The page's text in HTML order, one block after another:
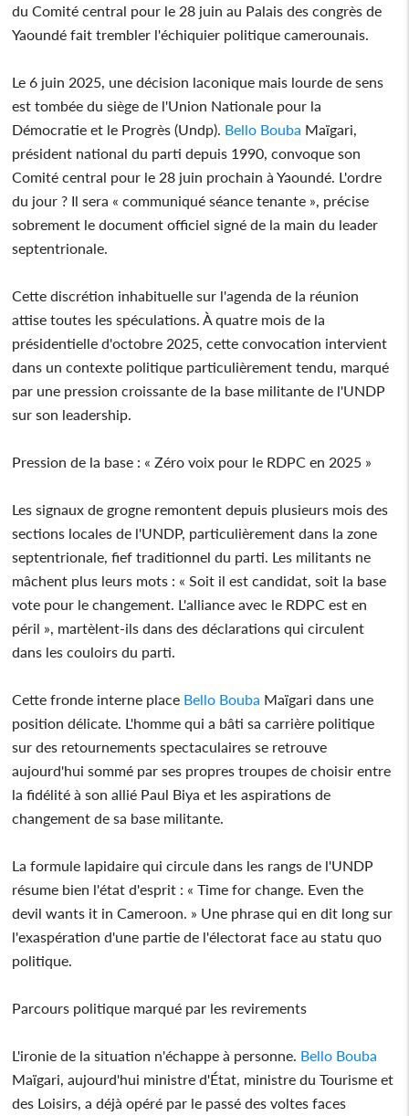
du Comité central pour le 28 juin au Palais des congrès de
Yaoundé fait trembler l'échiquier politique camerounais.
Le 6 juin 2025, une décision laconique mais lourde de sens
est tombée du siège de l'Union Nationale pour la
Démocratie et le Progrès (Undp). Bello Bouba Maïgari,
président national du parti depuis 1990, convoque son
Comité central pour le 28 juin prochain à Yaoundé. L'ordre
du jour ? Il sera « communiqué séance tenante », précise
sobrement le document officiel signé de la main du leader
septentrionale.
Cette discrétion inhabituelle sur l'agenda de la réunion
attise toutes les spéculations. À quatre mois de la
présidentielle d'octobre 2025, cette convocation intervient
dans un contexte politique particulièrement tendu, marqué
par une pression croissante de la base militante de l'UNDP
sur son leadership.
Pression de la base : « Zéro voix pour le RDPC en 2025 »
Les signaux de grogne remontent depuis plusieurs mois des
sections locales de l'UNDP, particulièrement dans la zone
septentrionale, fief traditionnel du parti. Les militants ne
mâchent plus leurs mots : « Soit il est candidat, soit la base
vote pour le changement. L'alliance avec le RDPC est en
péril », martèlent-ils dans des déclarations qui circulent
dans les couloirs du parti.
Cette fronde interne place Bello Bouba Maïgari dans une
position délicate. L'homme qui a bâti sa carrière politique
sur des retournements spectaculaires se retrouve
aujourd'hui sommé par ses propres troupes de choisir entre
la fidélité à son allié Paul Biya et les aspirations de
changement de sa base militante.
La formule lapidaire qui circule dans les rangs de l'UNDP
résume bien l'état d'esprit : « Time for change. Even the
devil wants it in Cameroon. » Une phrase qui en dit long sur
l'exaspération d'une partie de l'électorat face au statu quo
politique.
Parcours politique marqué par les revirements
L'ironie de la situation n'échappe à personne. Bello Bouba
Maïgari, aujourd'hui ministre d'État, ministre du Tourisme et
des Loisirs, a déjà opéré par le passé des voltes faces